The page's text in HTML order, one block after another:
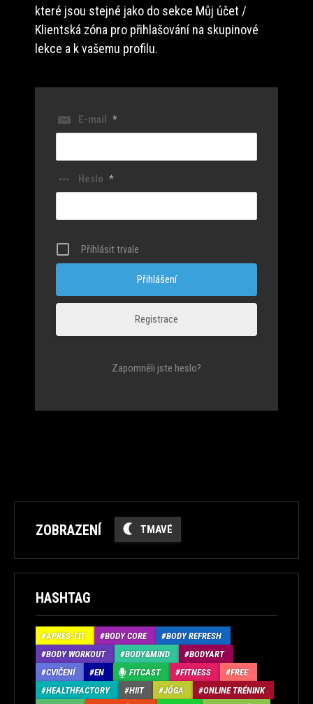
které jsou stejné jako do sekce Můj účet /
Klientská zóna pro přihlašování na skupinové
lekce a k vašemu profilu.
E-mail *
Heslo *
Přihlásit trvale
Registrace
Zapomněli jste heslo?
ZOBRAZENÍ TMAVÉ
HASHTAG
APRÉS-FIT BODY CORE
BODY REFRESH
BODY WORKOUT
BODY&MIND
BODYART
CVIČENÍ
EN FITCAST FITNESS
FREE
HEALTHFACTORY
HIIT JÓGA
ONLINE TRÉNINK